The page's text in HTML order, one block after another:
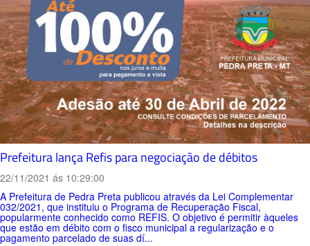
Prefeitura lança Refis para negociação de débitos
22/11/2021 ás 10:29:00
A Prefeitura de Pedra Preta publicou através da Lei Complementar
032/2021, que instituiu o Programa de Recuperação Fiscal,
popularmente conhecido como REFIS. O objetivo é permitir àqueles
que estão em débito com o fisco municipal a regularização e o
pagamento parcelado de suas dí...